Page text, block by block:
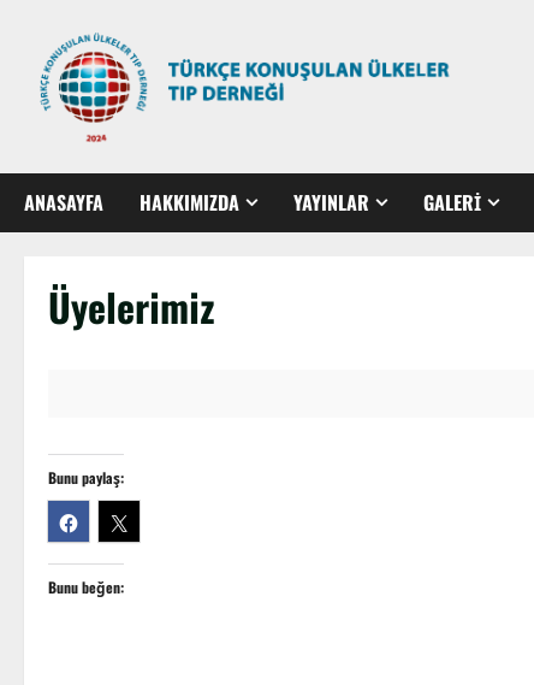
ANASAYFA HAKKIMIZDA YAYINLAR GALERİ
Üyelerimiz
Bunu paylaş:
Bunu beğen: